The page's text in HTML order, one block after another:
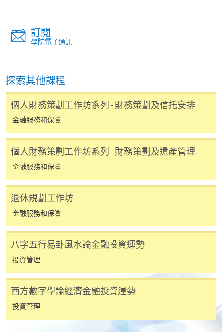
網上報名只支援「提早報讀優惠」。如需享用其他
報讀優惠，請親臨學院的報名中心報名。
在網上報名過程中，由於提交課程申請和付款在系
功被獲取錄。任何不成功的申請，課程組職員將儘
快與 閣下聯絡。
申請人應注意，不論親身或網上報讀，相同的課
程/科目只可提交一次申請。
在網上報名過程中，付款成功後，網頁將顯示付款
子郵件帳戶。請保留確定回條作日後查詢用途。
除特殊情況(例如課程因報名人數不足而被取消)及
法例規定外，一切已繳費用，概不退還。
如須甄選入學，則正式收據並不可作為 閣下已獲
取錄的證明。學院將在截止報名日期後儘快通知申
請者是否獲取錄。落選的申請人將獲退還已繳交的
免責聲明
本學院為學院開設的其中一些課程提供在線服務的平台。雖然
本學院會力求在有關網頁上刊載的資訊正確和合時，但本學院
訂閱
學院電子通訊
探索其他課程
個人財務策劃工作坊系列 - 財務策劃及信托安排
金融服務和保險
個人財務策劃工作坊系列 - 財務策劃及遺產管理
金融服務和保險
退休規劃工作坊
金融服務和保險
八字五行易卦風水論金融投資運勢
投資管理
西方數字學論經濟金融投資運勢
投資管理